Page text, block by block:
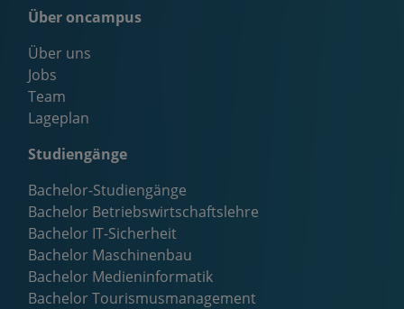
Über oncampus
Über uns
Jobs
Team
Lageplan
Studiengänge
Bachelor-Studiengänge
Bachelor Betriebswirtschaftslehre
Bachelor IT-Sicherheit
Bachelor Maschinenbau
Bachelor Medieninformatik
Bachelor Tourismusmanagement